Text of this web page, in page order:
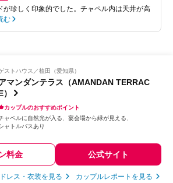
が珍しく印象的でした。チャペル内は天井が高
む
ストハウス 植田（愛知県）
マンダンテラス（AMANDAN TERRAC
）
カップルのおすすめポイント
ャペルに自然光が入る
宴会場から緑が見える
ャトルバスあり
料金 公式サイト
ドレス・衣装を見る カップルレポートを見る